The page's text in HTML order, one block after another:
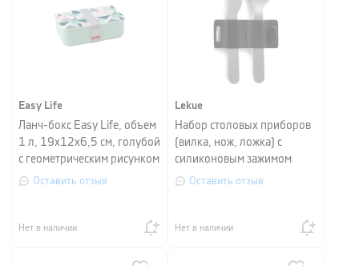
Easy Life
Ланч-бокс Easy Life, объем
1 л, 19х12х6,5 см, голубой
с геометрическим рисунком
Оставить отзыв
Нет в наличии
Lekue
Набор столовых приборов
(вилка, нож, ложка) с
силиконовым зажимом
Lekue TO GO, серый, 3
Оставить отзыв
Нет в наличии